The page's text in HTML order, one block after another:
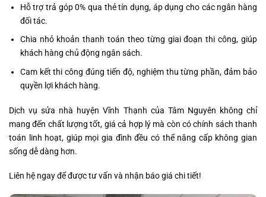
Hỗ trợ trả góp 0% qua thẻ tín dụng, áp dụng cho các ngân hàng
đối tác.
Chia nhỏ khoản thanh toán theo từng giai đoạn thi công, giúp
khách hàng chủ động ngân sách.
Cam kết thi công đúng tiến độ, nghiệm thu từng phần, đảm bảo
quyền lợi khách hàng.
Dịch vụ sửa nhà huyện Vĩnh Thạnh của Tâm Nguyên không chỉ
mang đến chất lượng tốt, giá cả hợp lý mà còn có chính sách thanh
toán linh hoạt, giúp mọi gia đình đều có thể nâng cấp không gian
sống dễ dàng hơn.
Liên hệ ngay để được tư vấn và nhận báo giá chi tiết!